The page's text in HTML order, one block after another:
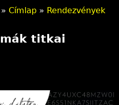
» Címlap » Rendezvények
titkai